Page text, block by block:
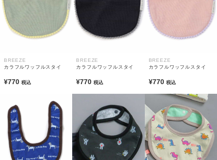
BREEZE
カラフルワッフルスタイ
¥770 税込
BREEZE
カラフルワッフルスタイ
¥770税込
BREEZE
カラフルワッフルスタイ
¥770 税込